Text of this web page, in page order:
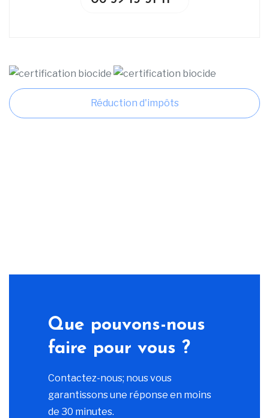
Réduction d'impôts
Que pouvons-nous
faire pour vous ?
Contactez-nous; nous vous
garantissons une réponse en moins
de 30 minutes.